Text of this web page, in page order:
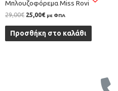
Mπλουζοφόρεμα Miss Rovi
29,00€ 25,00€ με ΦΠΑ
Προσθήκη στο καλάθι